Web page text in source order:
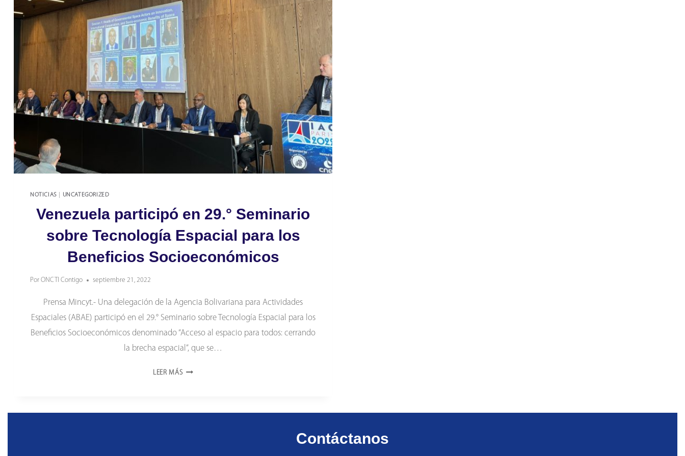
NOTICIAS UNCATEGORIZED
Venezuela participó en 29.° Seminario
sobre Tecnología Espacial para los
Beneficios Socioeconómicos
Por ONCTI Contigo septiembre 21, 2022
Prensa Mincyt.- Una delegación de la Agencia Bolivariana para Actividades
Espaciales (ABAE) participó en el 29.° Seminario sobre Tecnología Espacial para los
Beneficios Socioeconómicos denominado “Acceso al espacio para todos: cerrando
la brecha espacial”, que se…
LEER MÁSVENEZUELA
Contáctanos